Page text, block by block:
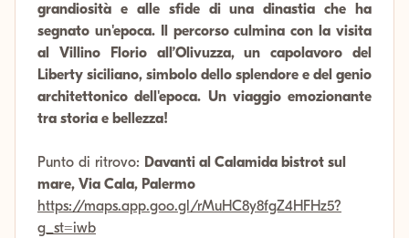
grandiosità e alle sfide di una dinastia che ha
segnato un'epoca. Il percorso culmina con la visita
al Villino Florio all’Olivuzza, un capolavoro del
Liberty siciliano, simbolo dello splendore e del genio
architettonico dell'epoca. Un viaggio emozionante
tra storia e bellezza!
Punto di ritrovo: Davanti al Calamida bistrot sul
mare, Via Cala, Palermo
https://maps.app.goo.gl/rMuHC8y8fgZ4HFHz5?
g_st=iwb